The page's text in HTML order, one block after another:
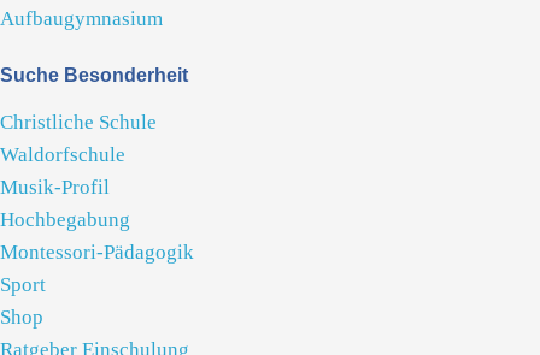
Aufbaugymnasium
Suche Besonderheit
Christliche Schule
Waldorfschule
Musik-Profil
Hochbegabung
Montessori-Pädagogik
Sport
Shop
Ratgeber Einschulung